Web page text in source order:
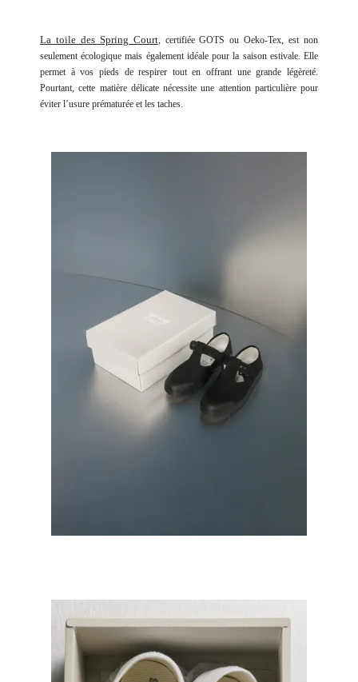
La toile des Spring Court, certifiée GOTS ouOeko-Tex, est non
seulement écologique mais également idéale pour la saison estivale. Elle
permet à vos pieds de respirer tout en offrant une grande légèreté.
Pourtant, cette matière délicate nécessite une attention particulière pour
éviter l’usure prématurée et les taches.